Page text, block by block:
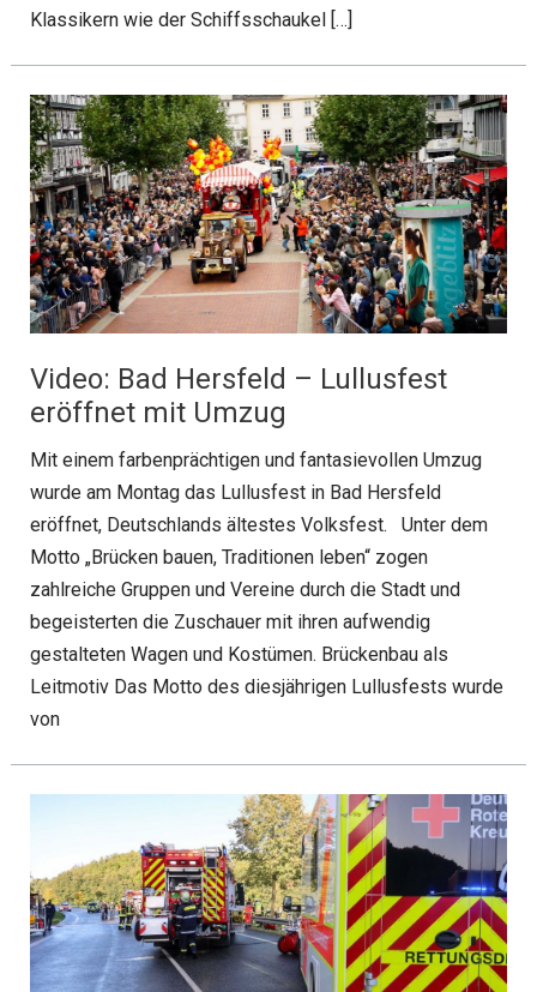
Klassikern wie der Schiffsschaukel […]
Video: Bad Hersfeld – Lullusfest
eröffnet mit Umzug
Mit einem farbenprächtigen und fantasievollen Umzug
wurde am Montag das Lullusfest in Bad Hersfeld
eröffnet, Deutschlands ältestes Volksfest. Unter dem
Motto „Brücken bauen, Traditionen leben“ zogen
zahlreiche Gruppen und Vereine durch die Stadt und
begeisterten die Zuschauer mit ihren aufwendig
gestalteten Wagen und Kostümen. Brückenbau als
Leitmotiv Das Motto des diesjährigen Lullusfests wurde
von